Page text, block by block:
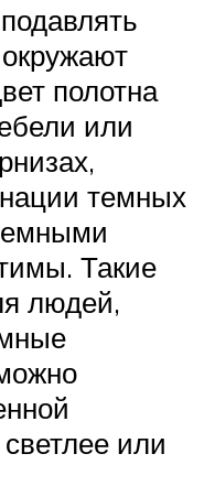
полотна
или
темных
Такие
людей,
или